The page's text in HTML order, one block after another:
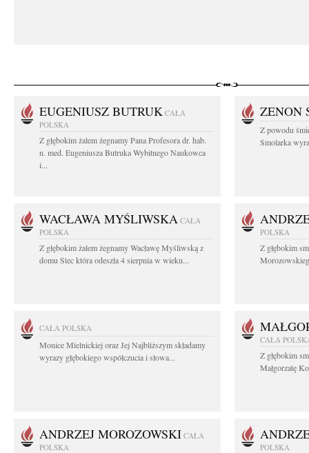
EUGENIUSZ BUTRUK CAŁA
POLSKA
Z głębokim żalem żegnamy Pana Profesora dr. hab.
n. med. Eugeniusza Butruka Wybitnego Naukowca
i...
ZENON
Z powodu
Smolarka
WACŁAWA MYŚLIWSKA CAŁA
POLSKA
Z głębokim żalem żegnamy Wacławę Myśliwską z
domu Stec która odeszła 4 sierpnia w wieku...
POLSKA
Z głębokim
CAŁA POLSKA
Monice Mielnickiej oraz Jej Najbliższym składamy
wyrazy głębokiego współczucia i słowa...
CAŁA
Z głębokim
Małgorzatę
ANDRZEJ MOROZOWSKI CAŁA
POLSKA
POLSKA